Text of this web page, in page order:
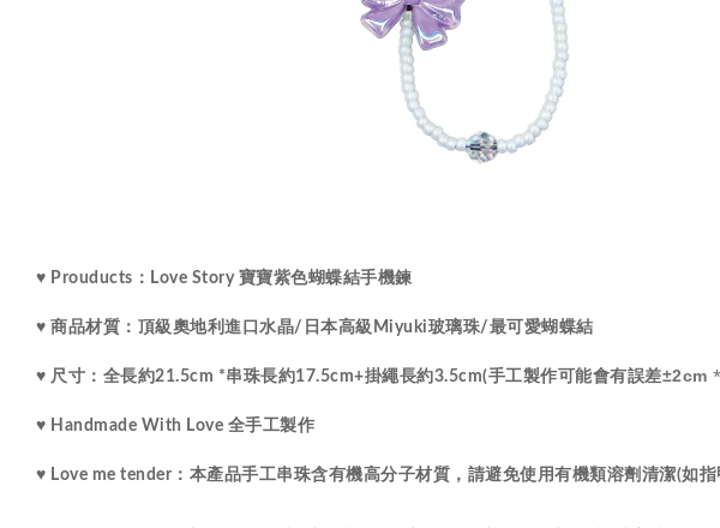
♥ Prouducts：Love Story 寶寶紫色蝴蝶結手機鍊
♥ 商品材質： 頂級奧地利進口 水晶/ 日本高級Miyuki玻璃珠/最可愛蝴蝶結
♥ 尺寸： 全長約21.5cm *串珠長約17.5cm+掛繩長約3.5cm(手工製作可能會有誤差±2cm
♥ Handmade With Love 全手工製作
♥ Love me tender： 本產品手工串珠含有機高分子材質，請避免使用有機類溶劑清潔(如